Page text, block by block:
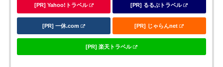
[PR] Yahoo!トラベル [PR] るるぶトラベル
[PR] 一休.com [PR] じゃらんnet
[PR] 楽天トラベル